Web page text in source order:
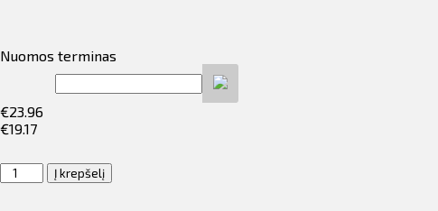
Nuomos terminas
€23.96
€19.17
produkto
kiekis:
Į krepšelį